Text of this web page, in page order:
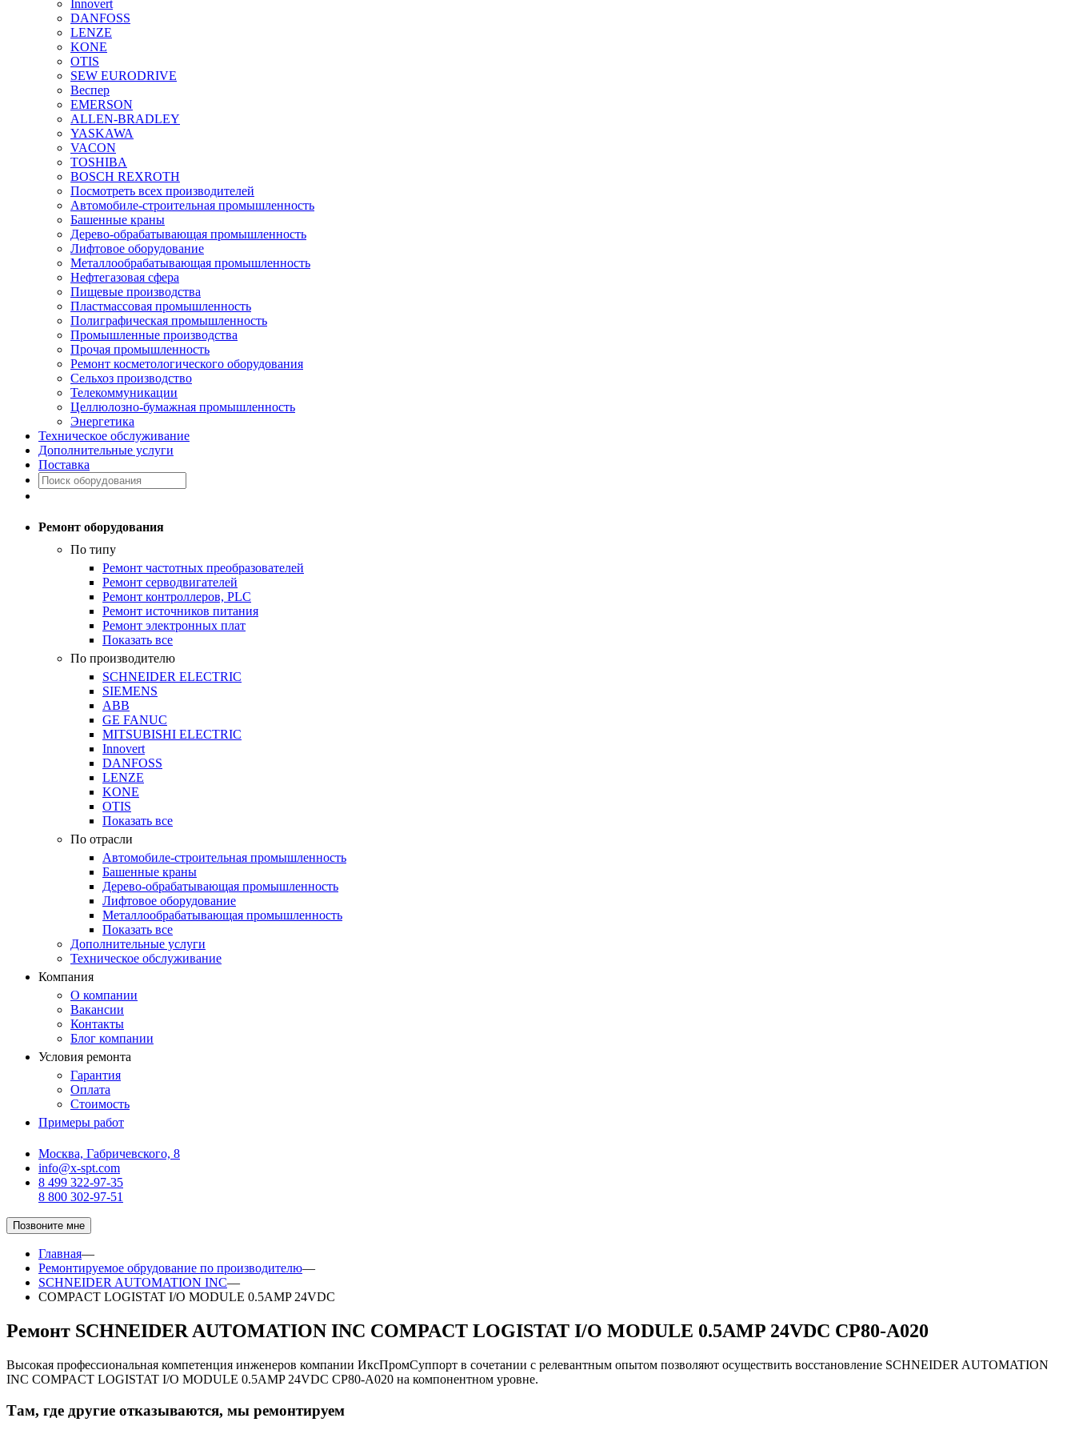
Innovert
DANFOSS
LENZE
KONE
OTIS
SEW EURODRIVE
Веспер
EMERSON
ALLEN-BRADLEY
YASKAWA
VACON
TOSHIBA
BOSCH REXROTH
Посмотреть всех производителей
Автомобиле-строительная промышленность
Башенные краны
Дерево-обрабатывающая промышленность
Лифтовое оборудование
Металлообрабатывающая промышленность
Нефтегазовая сфера
Пищевые производства
Пластмассовая промышленность
Полиграфическая промышленность
Промышленные производства
Прочая промышленность
Ремонт косметологического оборудования
Сельхоз производство
Телекоммуникации
Целлюлозно-бумажная промышленность
Энергетика
Техническое обслуживание
Дополнительные услуги
Поставка
Ремонт оборудования
По типу
Ремонт частотных преобразователей
Ремонт серводвигателей
Ремонт контроллеров, PLC
Ремонт источников питания
Ремонт электронных плат
Показать все
По производителю
SCHNEIDER ELECTRIC
SIEMENS
ABB
GE FANUC
MITSUBISHI ELECTRIC
Innovert
DANFOSS
LENZE
KONE
OTIS
Показать все
По отрасли
Автомобиле-строительная промышленность
Башенные краны
Дерево-обрабатывающая промышленность
Лифтовое оборудование
Металлообрабатывающая промышленность
Показать все
Дополнительные услуги
Техническое обслуживание
Компания
О компании
Вакансии
Контакты
Блог компании
Условия ремонта
Гарантия
Оплата
Стоимость
Примеры работ
Москва, Габричевского, 8
info@x-spt.com
8 499 322-97-35
8 800 302-97-51
Позвоните мне
Главная—
Ремонтируемое обрудование по производителю—
SCHNEIDER AUTOMATION INC—
COMPACT LOGISTAT I/O MODULE 0.5AMP 24VDC
Ремонт SCHNEIDER AUTOMATION INC COMPACT LOGISTAT I/O MODULE 0.5AMP 24VDC CP80-A020
Высокая профессиональная компетенция инженеров компании ИксПромСуппорт в сочетании с релевантным опытом позволяют осуществить восстановление SCHNEIDER AUTOMATION
INC COMPACT LOGISTAT I/O MODULE 0.5AMP 24VDC CP80-A020 на компонентном уровне.
Там, где другие отказываются, мы ремонтируем